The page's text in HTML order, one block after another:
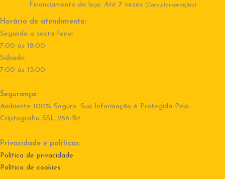
Financiamento da loja: Até 7 vezes (Consultar condições)
Horário de atendimento:
Segunda a sexta-feira:
7:00 às 18:00
Sábado:
7:00 às 13:00
Segurança:
Ambiente 100% Seguro. Sua Informação é Protegida Pela
Criptografia SSL 256-Bit.
Privacidade e políticas:
Política de privacidade
Política de cookies